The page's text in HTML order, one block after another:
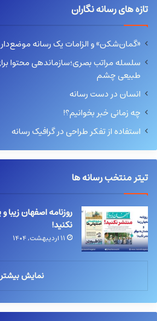
تازه های رسانه نگاران
«گمان‌شکن» و الزامات یک رسانه
سلسله مراتب بصری؛سازماندهی محتوا
طبیعی چشم
انسان در دست رسانه
چه زمانی خبر بخوانیم؟!
استفاده از تفکر طراحی در گرافیک رسانه
تیتر منتخب رسانه ها
روزنامه اصفهان
نکنید!
۱۱ اردیبهشت, ۱۴۰۴
نمایش بیشتر